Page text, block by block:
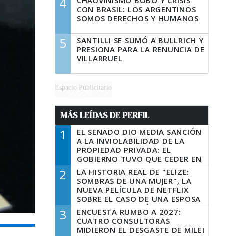
CON BRASIL: LOS ARGENTINOS
SOMOS DERECHOS Y HUMANOS
5
SANTILLI SE SUMÓ A BULLRICH Y
PRESIONA PARA LA RENUNCIA DE
VILLARRUEL
Espacio Publicitario
MÁS LEÍDAS DE PERFIL
1
EL SENADO DIO MEDIA SANCIÓN
A LA INVIOLABILIDAD DE LA
PROPIEDAD PRIVADA: EL
GOBIERNO TUVO QUE CEDER EN
LA LEY DEL MANEJO DEL FUEGO
2
LA HISTORIA REAL DE "ELIZE:
SOMBRAS DE UNA MUJER", LA
NUEVA PELÍCULA DE NETFLIX
SOBRE EL CASO DE UNA ESPOSA
QUE DESCUARTIZÓ A SU
MARIDO
3
ENCUESTA RUMBO A 2027:
CUATRO CONSULTORAS
MIDIERON EL DESGASTE DE MILEI